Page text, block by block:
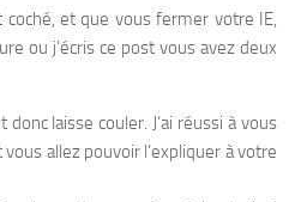
et que vous fermer votre IE,
ou j’écris ce post vous avez deux
laisse couler. J’ai réussi à vous
allez pouvoir l’expliquer à votre